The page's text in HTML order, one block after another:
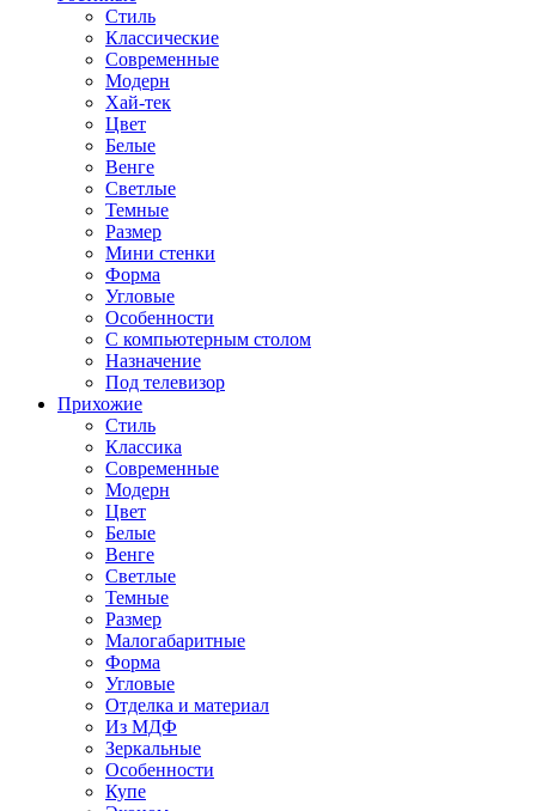
Стиль
Классические
Современные
Модерн
Хай-тек
Цвет
Белые
Венге
Светлые
Темные
Размер
Мини стенки
Форма
Угловые
Особенности
С компьютерным столом
Назначение
Под телевизор
Прихожие
Стиль
Классика
Современные
Модерн
Цвет
Белые
Венге
Светлые
Темные
Размер
Малогабаритные
Форма
Угловые
Отделка и материал
Из МДФ
Зеркальные
Особенности
Купе